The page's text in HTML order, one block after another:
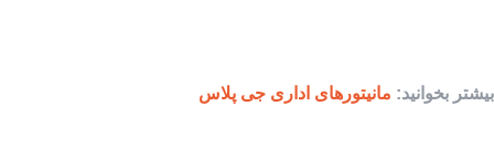
بیشتر بخوانید: مانیتورهای اداری جی پلاس